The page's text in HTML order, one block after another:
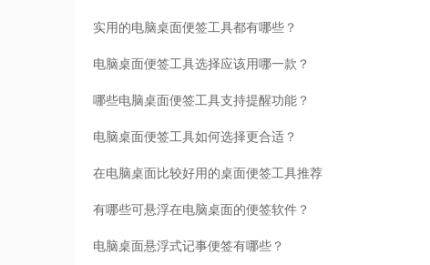
实用的电脑桌面便签工具都有哪些？
电脑桌面便签工具选择应该用哪一款？
哪些电脑桌面便签工具支持提醒功能？
电脑桌面便签工具如何选择更合适？
在电脑桌面比较好用的桌面便签工具推荐
有哪些可悬浮在电脑桌面的便签软件？
电脑桌面悬浮式记事便签有哪些？